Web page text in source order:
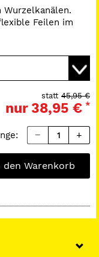
Feilen im
Edge Taper
der
von 4 Wochen ab
Ihr Geld
45,95 €
statt
nur 38,95 € *
den Warenkorb